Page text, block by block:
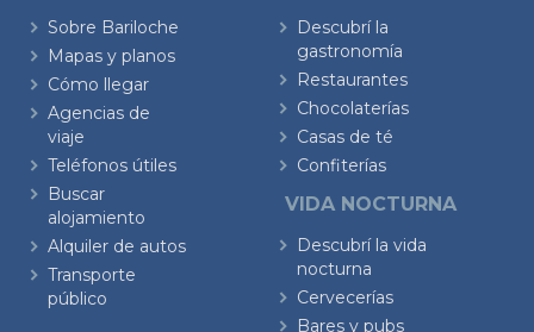
Sobre Bariloche
Mapas y planos
Cómo llegar
Agencias de
viaje
Teléfonos útiles
Buscar
alojamiento
Alquiler de autos
Transporte
público
Descubrí la
gastronomía
Restaurantes
Chocolaterías
Casas de té
Confiterías
VIDA NOCTURNA
Descubrí la vida
nocturna
Cervecerías
Bares y pubs